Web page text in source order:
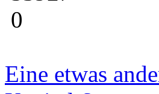
0
Eine etwas